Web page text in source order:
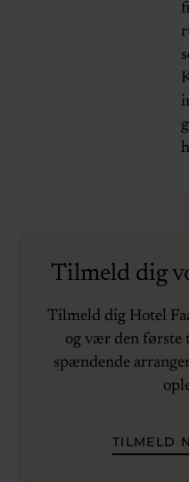
Tilmeld dig
Tilmeld dig Hotel
og vær den første
spændende
TILMELD